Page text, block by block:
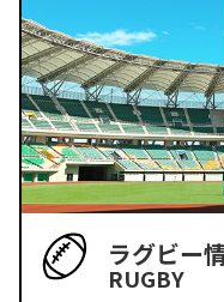
ラグビー
RUGBY